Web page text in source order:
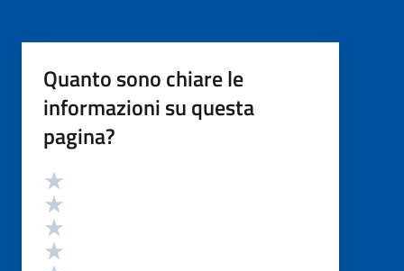
Quanto sono chiare le
informazioni su questa
pagina?
Valutazione